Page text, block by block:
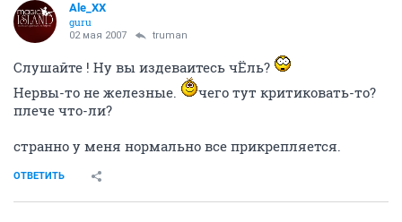
Ale_XX
guru
02 мая 2007 truman
Слушайте ! Ну вы издеваитесь чЁль?
Нервы-то не железные.
чего тут критиковать-то?
плече что-ли?
странно у меня нормально все прикрепляется.
ОТВЕТИТЬ